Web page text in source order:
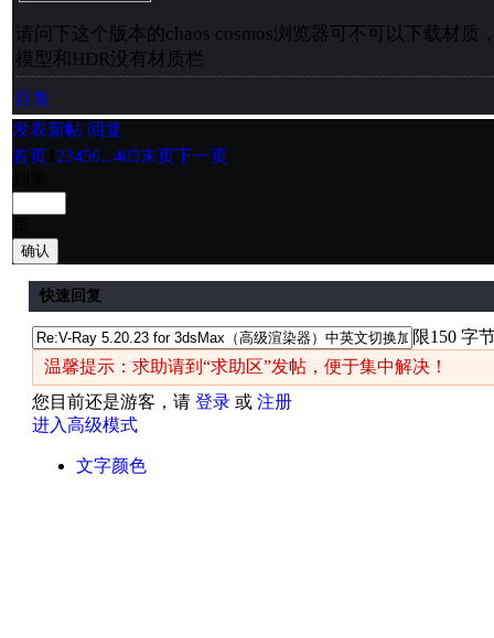
请问下这个版本的chaos cosmos浏览器可不可以下载材质
模型和HDR没有材质栏
回复
发表新帖 回复
首页 23456...405末页下一页
确认
快速回复
限150 字
温馨提示：求助请到“求助区”发帖，便于集中解决！
您目前还是游客，请 登录 或 注册
进入高级模式
文字颜色